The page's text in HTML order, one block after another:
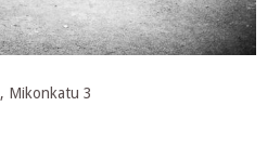
, Mikonkatu 3